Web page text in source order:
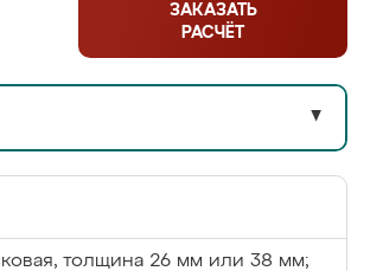
ЗАКАЗАТЬ
РАСЧЁТ
▼
толщина 26 мм или 38 мм;